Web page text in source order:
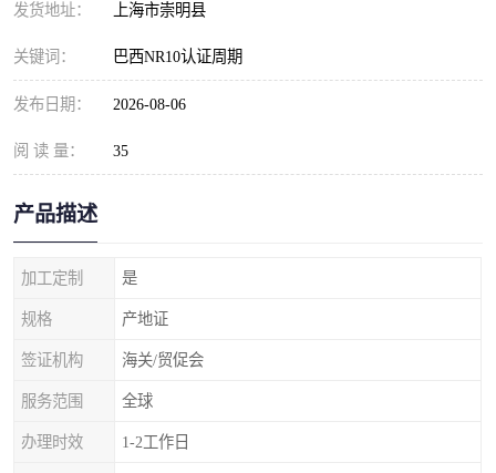
发货地址： 上海市崇明县
关键词： 巴西NR10认证周期
发布日期： 2026-08-06
阅 读 量： 35
产品描述
加工定制 是
规格 产地证
签证机构 海关/贸促会
服务范围 全球
办理时效 1-2工作日